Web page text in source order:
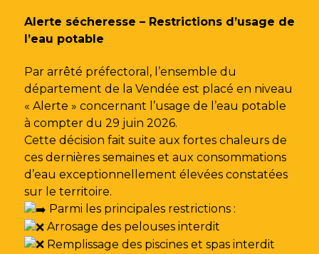
Alerte sécheresse – Restrictions d’usage de
l’eau potable
Par arrêté préfectoral, l’ensemble du
département de la Vendée est placé en niveau
« Alerte » concernant l’usage de l’eau potable
à compter du 29 juin 2026.
Cette décision fait suite aux fortes chaleurs de
ces dernières semaines et aux consommations
d’eau exceptionnellement élevées constatées
sur le territoire.
Parmi les principales restrictions :
Arrosage des pelouses interdit
Remplissage des piscines et spas interdit